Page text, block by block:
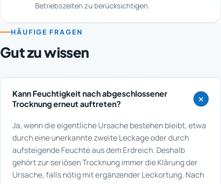
Betriebszeiten zu berücksichtigen.
HÄUFIGE FRAGEN
Gut zu wissen
Kann Feuchtigkeit nach abgeschlossener
Trocknung erneut auftreten?
Ja, wenn die eigentliche Ursache bestehen bleibt, etwa
durch eine unerkannte zweite Leckage oder durch
aufsteigende Feuchte aus dem Erdreich. Deshalb
gehört zur seriösen Trocknung immer die Klärung der
Ursache, falls nötig mit ergänzender Leckortung. Nach